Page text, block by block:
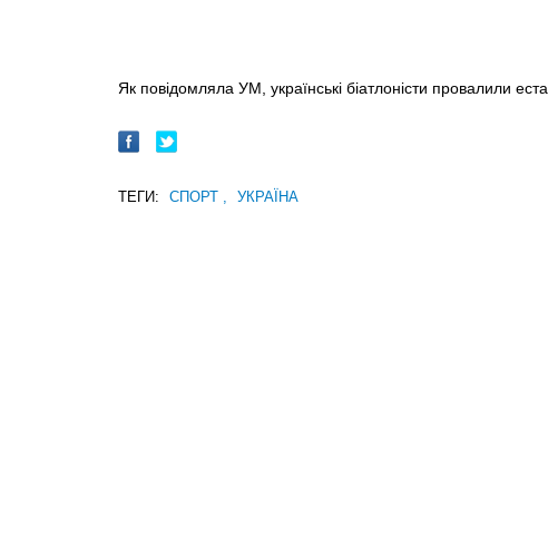
Як повідомляла УМ, українські біатлоністи провалили
ТЕГИ: СПОРТ УКРАЇНА